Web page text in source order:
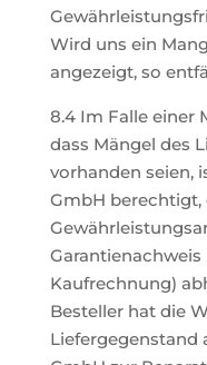
Wird uns ein
angezeigt, so
8.4 Im Falle einer
dass Mängel des
vorhanden seien,
GmbH
Kaufrechnung)
Besteller hat die
Liefergegenstand